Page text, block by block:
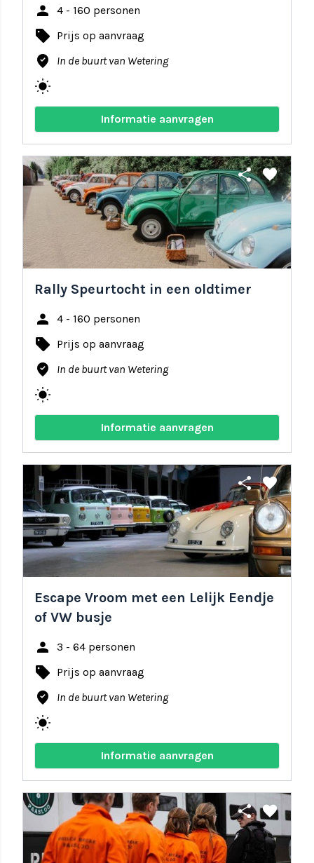
person 4 - 160 personen
local_offer Prijs op aanvraag
where_to_vote In de buurt van Wetering
wb_sunny
Informatie aanvragen
share favorite
Rally Speurtocht in een oldtimer
person 4 - 160 personen
local_offer Prijs op aanvraag
where_to_vote In de buurt van Wetering
wb_sunny
Informatie aanvragen
share favorite
Escape Vroom met een Lelijk Eendje
of VW busje
person 3 - 64 personen
local_offer Prijs op aanvraag
where_to_vote In de buurt van Wetering
wb_sunny
Informatie aanvragen
share favorite